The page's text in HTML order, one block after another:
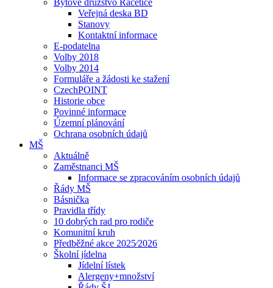
Bytové družstvo Račetice
Veřejná deska BD
Stanovy
Kontaktní informace
E-podatelna
Volby 2018
Volby 2014
Formuláře a žádosti ke stažení
CzechPOINT
Historie obce
Povinné informace
Územní plánování
Ochrana osobních údajů
MŠ
Aktuálně
Zaměstnanci MŠ
Informace se zpracováním osobních údajů
Řády MŠ
Básnička
Pravidla třídy
10 dobrých rad pro rodiče
Komunitní kruh
Předběžné akce 2025⁄2026
Školní jídelna
Jídelní lístek
Alergeny+množství